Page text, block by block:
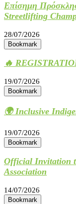
Επίσημη
Streetlifting
28/07/2026
Bookmark
🔥
19/07/2026
Bookmark
🌍 Inclusive
19/07/2026
Bookmark
Official Invitation
Association
14/07/2026
Bookmark